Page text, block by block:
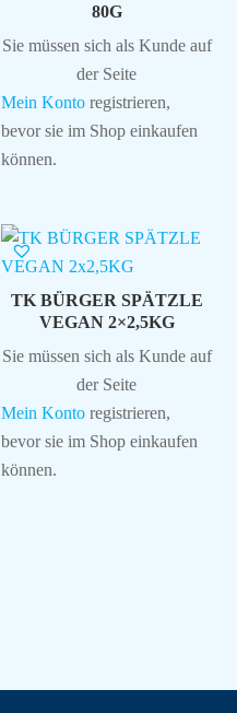
80G
Sie müssen sich als Kunde auf
der Seite
Mein Konto registrieren,
bevor sie im Shop einkaufen
können.
TK BÜRGER SPÄTZLE
VEGAN 2×2,5KG
Sie müssen sich als Kunde auf
der Seite
Mein Konto registrieren,
bevor sie im Shop einkaufen
können.